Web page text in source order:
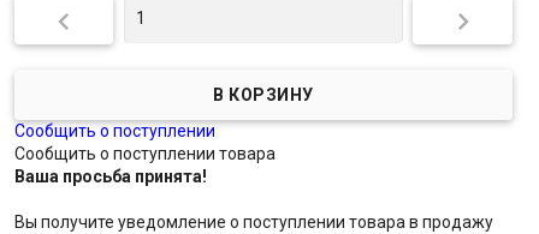
 
Сообщить о поступлении
Сообщить о поступлении товара
Ваша просьба принята!
Вы получите уведомление о поступлении товара в продажу